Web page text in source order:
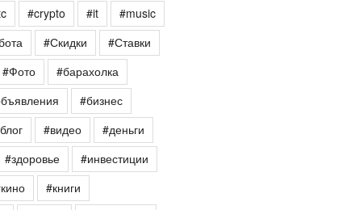
#crypto #it
#music
#Скидки
#Ставки
#Фото
#барахолка
#бизнес
#видео
#деньги
#здоровье
#инвестиции
#книги